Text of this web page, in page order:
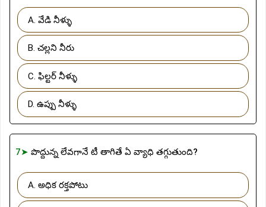
A. వేడి నీళ్ళు
B. చల్లని నీరు
C. ఫిల్టర్ నీళ్ళు
D. ఉప్పు నీళ్ళు
7➤ పొద్దున్న లేవగానే టీ తాగితే ఏ వ్యాధి తగ్గుతుంది?
A. అధిక రక్తపోటు